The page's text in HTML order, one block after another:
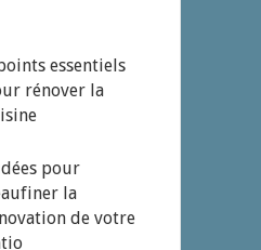
essentiels
rénover la
pour
la
de votre